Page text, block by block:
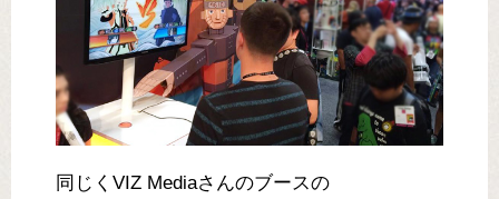
同じくVIZ Mediaさんのブースの